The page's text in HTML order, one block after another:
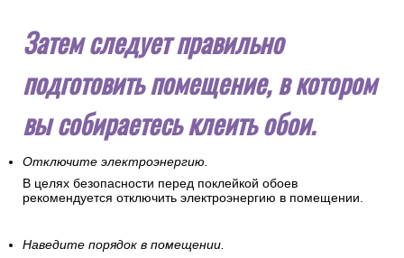
Затем следует правильно
подготовить помещение, в котором
вы собираетесь клеить обои.
Отключите электроэнергию.
В целях безопасности перед поклейкой обоев
рекомендуется отключить электроэнергию в помещении.
Наведите порядок в помещении.